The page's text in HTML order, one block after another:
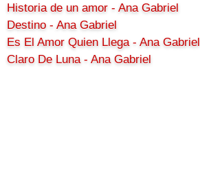
Historia de un amor - Ana Gabriel
Destino - Ana Gabriel
Es El Amor Quien Llega - Ana Gabriel
Claro De Luna - Ana Gabriel